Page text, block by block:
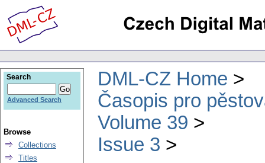
DML-CZ Home
Časopis pro
Volume 39
Issue 3
Search
Advanced Search
Browse
Collections
Titles